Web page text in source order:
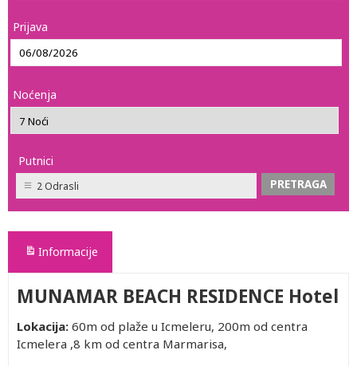
Prijava
Noćenja
Putnici
2 Odrasli
Informacije
MUNAMAR BEACH RESIDENCE Hotel
Lokacija: 60m od plaže u Icmeleru, 200m od centra
Icmelera ,8 km od centra Marmarisa,